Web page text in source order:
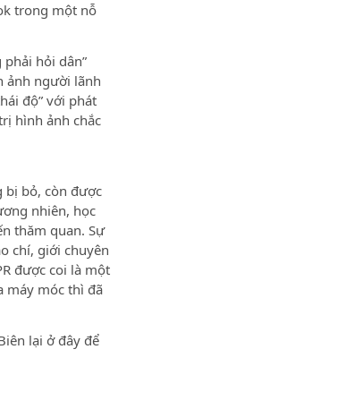
trong một nỗ
hỏi dân”
ảnh người lãnh
độ” với phát
hình ảnh chắc
bị bỏ, còn được
nhiên, học
thăm quan. Sự
chí, giới chuyên
được coi là một
máy móc thì đã
lại ở đây để